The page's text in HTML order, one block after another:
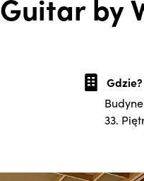
Guitar by
Gdzie?
33.